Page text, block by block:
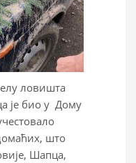
ловишта
је био у Дому
што
Шапца,